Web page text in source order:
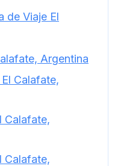
de Viaje El
Argentina
Calafate,
Calafate,
Calafate,